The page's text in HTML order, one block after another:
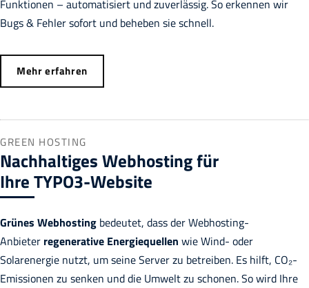
Funktionen – automatisiert und zuverlässig. So erkennen wir
Bugs & Fehler sofort und beheben sie schnell.
Mehr erfahren
GREEN HOSTING
Nachhaltiges Webhosting für
Ihre TYPO3-Website
Grünes Webhosting bedeutet, dass der Webhosting-
Anbieter regenerative Energiequellen wie Wind- oder
Solarenergie nutzt, um seine Server zu betreiben. Es hilft, CO₂-
Emissionen zu senken und die Umwelt zu schonen. So wird Ihre